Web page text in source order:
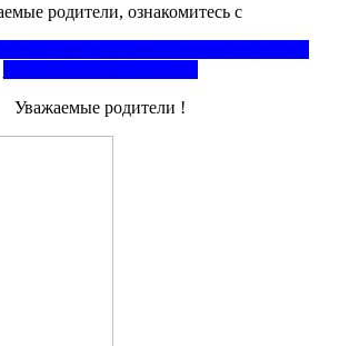
родители, ознакомитесь с
Уважаемые родители !